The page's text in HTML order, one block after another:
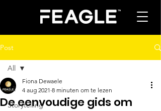
Post
All
Storytelling
All
De eenvoudige gids om
Fiona Dewaele
4 aug 2021 8 minuten om te lezen